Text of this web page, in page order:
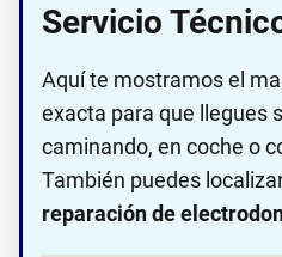
Servicio
Aquí te mostramos el
exacta para que llegues
caminando, en coche o
También puedes
reparación de